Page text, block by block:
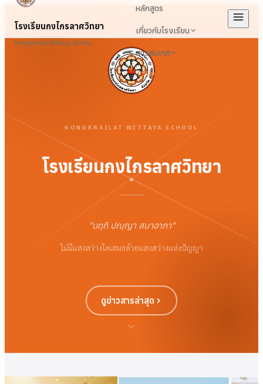
โรงเรียนกงไกรลาศวิทยา
Kongkrailat Wittaya School
หลักสูตร
เกี่ยวกับโรงเรียน
สารสนเทศ
เข้าสู่ระบบ
KONGKRAILAT WITTAYA SCHOOL
โรงเรียนกงไกรลาศวิทยา
"นตฺถิ ปญฺญา สมาอาภา"
ไม่มีแสงสว่างใดเสมอด้วยแสงสว่างแห่งปัญญา
ดูข่าวสารล่าสุด